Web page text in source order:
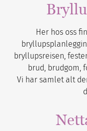
Her hos oss
bryllupsreisen,
brud, brudgom,
Vi har samlet alt